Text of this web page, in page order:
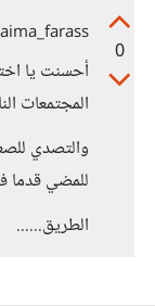
0
أحسنت يا
المجتمعات
والتصدي
للمضي قدما
الطريق......